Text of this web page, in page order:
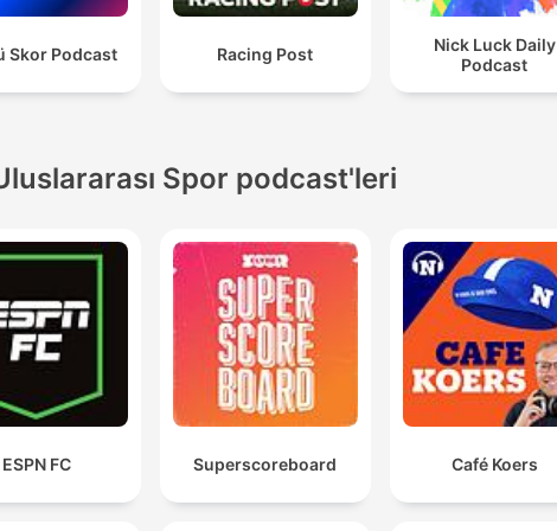
que se vivía en la sala de prensa durante el campeonato.
Skor Podcast
Racing Post
Nick Luck Daily
Podcast
Spor podcast'leri
ESPN FC Superscoreboard Café Koers